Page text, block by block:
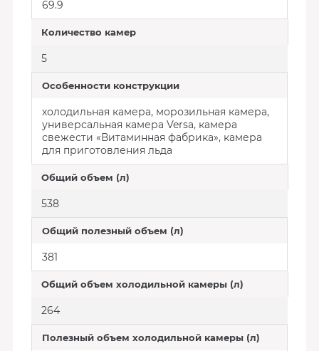
69.9
Количество камер
5
Особенности конструкции
холодильная камера, морозильная камера,
универсальная камера Versa, камера
свежести «Витаминная фабрика», камера
для приготовления льда
Общий объем (л)
538
Общий полезный объем (л)
381
Общий объем холодильной камеры (л)
264
Полезный объем холодильной камеры (л)